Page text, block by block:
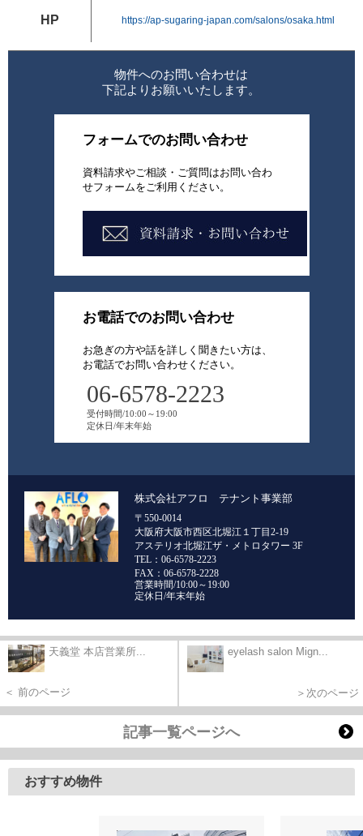
HP https://ap-sugaring-japan.com/salons/osaka.html
物件へのお問い合わせは
下記よりお願いいたします。
フォームでのお問い合わせ
資料請求やご相談・ご質問はお問い合わ
せフォームをご利用ください。
お電話でのお問い合わせ
お急ぎの方や話を詳しく聞きたい方は、
お電話でお問い合わせください。
06-6578-2223
受付時間/10:00～19:00
定休日/年末年始
株式会社アフロ テナント事業部
〒550-0014
大阪府大阪市西区北堀江１丁目2-19
アステリオ北堀江ザ・メトロタワー 3F
TEL：06-6578-2223
FAX：06-6578-2228
営業時間/10:00～19:00
定休日/年末年始
天義堂 本店営業所...
＜ 前のページ
eyelash salon Mign...
＞次のページ
記事一覧ページへ
おすすめ物件